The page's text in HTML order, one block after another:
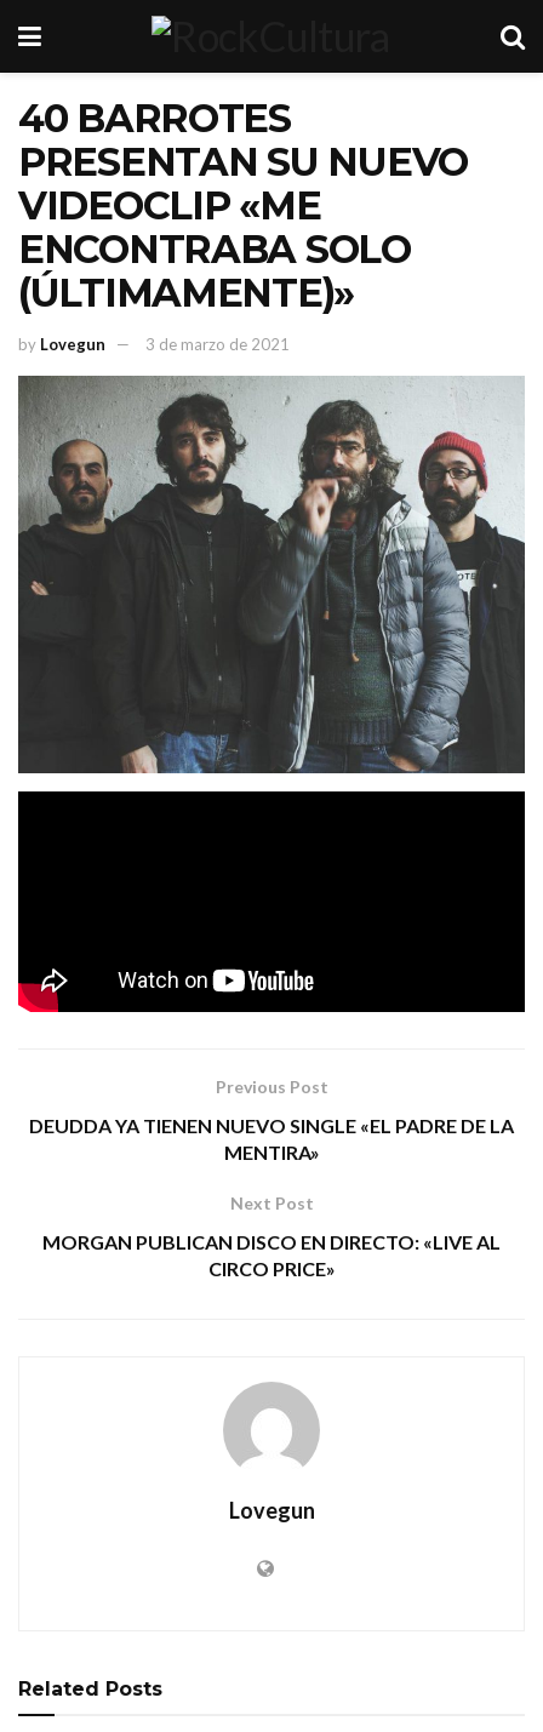
40 BARROTES
PRESENTAN SU NUEVO
VIDEOCLIP «ME
ENCONTRABA SOLO
(ÚLTIMAMENTE)»
by Lovegun 3 de marzo de 2021
rock urbano
Previous Post
DEUDDA YA TIENEN NUEVO SINGLE «EL PADRE DE LA
MENTIRA»
Next Post
MORGAN PUBLICAN DISCO EN DIRECTO: «LIVE AL
CIRCO PRICE»
Lovegun
Related Posts